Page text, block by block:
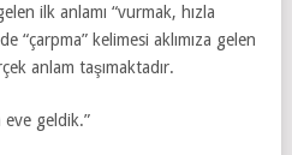
ilk anlamı “vurmak, hızla
“çarpma” kelimesi aklımıza gelen
anlam taşımaktadır.
eve geldik.”